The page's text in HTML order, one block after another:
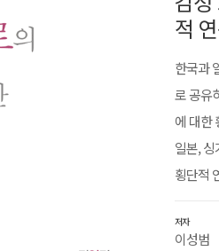
적
한국과
로 공유
에 대한
일본,
횡단적
저자
이성범